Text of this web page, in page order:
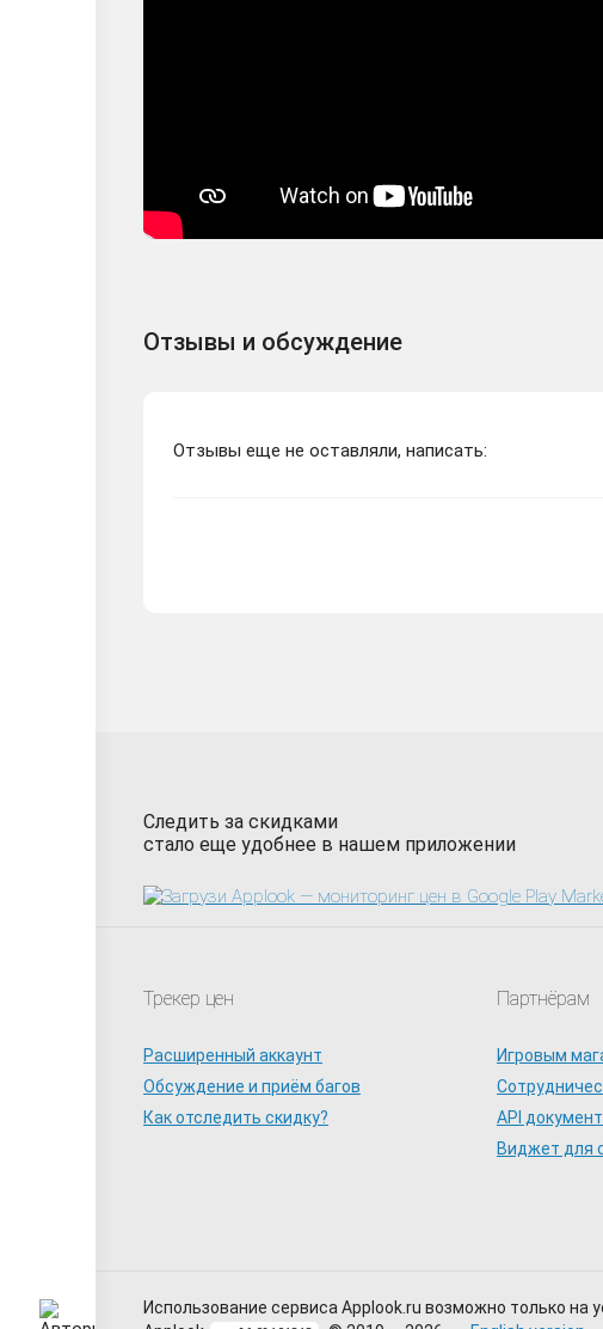
Отзывы и обсуждение
Отзывы еще не оставляли, написать:
Следить за скидками
стало еще удобнее в нашем приложении
Трекер цен
Расширенный аккаунт
Обсуждение и приём багов
Как отследить скидку?
Партнёрам
Игровым
API
Виджет для
Использование сервиса Applook.ru возможно только на